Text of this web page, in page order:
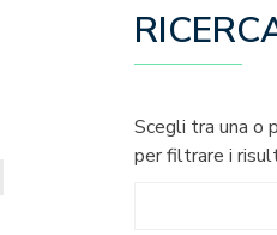
Scegli tra una o
per filtrare i